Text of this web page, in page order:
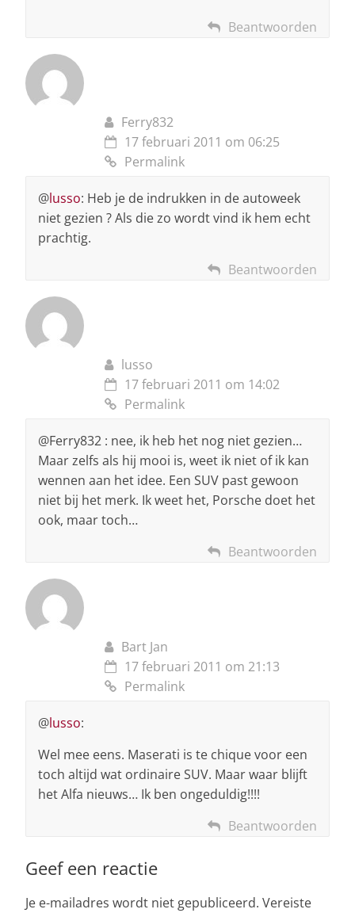
Beantwoorden
Ferry832
17 februari 2011 om 06:25
Permalink
@lusso: Heb je de indrukken in de autoweek
niet gezien ? Als die zo wordt vind ik hem echt
prachtig.
Beantwoorden
lusso
17 februari 2011 om 14:02
Permalink
@Ferry832 : nee, ik heb het nog niet gezien…
Maar zelfs als hij mooi is, weet ik niet of ik kan
wennen aan het idee. Een SUV past gewoon
niet bij het merk. Ik weet het, Porsche doet het
ook, maar toch…
Beantwoorden
Bart Jan
17 februari 2011 om 21:13
Permalink
@lusso:
Wel mee eens. Maserati is te chique voor een
toch altijd wat ordinaire SUV. Maar waar blijft
het Alfa nieuws… Ik ben ongeduldig!!!!
Beantwoorden
Geef een reactie
Je e-mailadres wordt niet gepubliceerd. Vereiste